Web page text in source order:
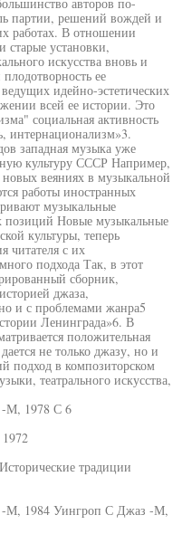
партии, решений вождей и
работах. В отношении
старые установки,
искусства вновь и
ее
идейно-эстетических
всей ее истории. Это
социальная активность
интернационализм»3.
западная музыка уже
культуру СССР Например,
веяниях в музыкальной
работы иностранных
музыкальные
позиций Новые музыкальные
культуры, теперь
читателя с их
подхода Так, в этот
сборник,
джаза,
и с проблемами жанра5
Ленинграда»6. В
положительная
не только джазу, но и
подход в композиторском
театрального искусства,
М, 1978 С 6
традиции
-М, 1984 Уингроп С Джаз -М,